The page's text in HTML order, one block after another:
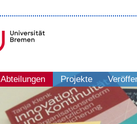
Abteilungen Projekte